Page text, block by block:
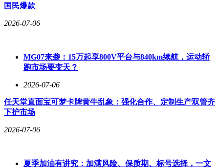
国民爆款
2026-07-06
MG07来袭：15万起享800V平台与840km续航，运动轿
跑市场要变天？
2026-07-06
任天堂直面宝可梦卡牌黄牛乱象：强化合作、定制生产双管齐
下护市场
2026-07-06
夏季加油有讲究：加满风险、保质期、标号选择，一文